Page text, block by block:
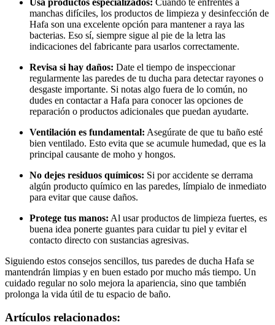
manchas difíciles, los productos de limpieza y desinfección de
Hafa son una excelente opción para mantener a raya las
bacterias. Eso sí, siempre sigue al pie de la letra las
indicaciones del fabricante para usarlos correctamente.
Revisa si hay daños: Date el tiempo de inspeccionar
regularmente las paredes de tu ducha para detectar rayones o
desgaste importante. Si notas algo fuera de lo común, no
dudes en contactar a Hafa para conocer las opciones de
reparación o productos adicionales que puedan ayudarte.
Ventilación es fundamental: Asegúrate de que tu baño esté
bien ventilado. Esto evita que se acumule humedad, que es la
principal causante de moho y hongos.
No dejes residuos químicos: Si por accidente se derrama
algún producto químico en las paredes, límpialo de inmediato
para evitar que cause daños.
Protege tus manos: Al usar productos de limpieza fuertes, es
buena idea ponerte guantes para cuidar tu piel y evitar el
contacto directo con sustancias agresivas.
Siguiendo estos consejos sencillos, tus paredes de ducha Hafa se
mantendrán limpias y en buen estado por mucho más tiempo. Un
cuidado regular no solo mejora la apariencia, sino que también
prolonga la vida útil de tu espacio de baño.
Artículos relacionados: